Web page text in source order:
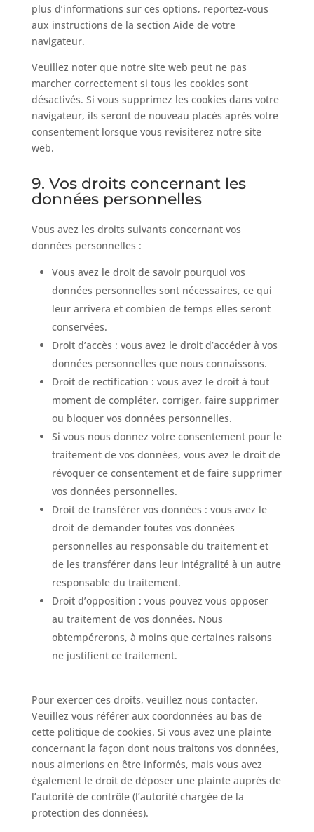
plus d’informations sur ces options, reportez-vous
aux instructions de la section Aide de votre
navigateur.
Veuillez noter que notre site web peut ne pas
marcher correctement si tous les cookies sont
désactivés. Si vous supprimez les cookies dans votre
navigateur, ils seront de nouveau placés après votre
consentement lorsque vous revisiterez notre site
web.
9. Vos droits concernant les
données personnelles
Vous avez les droits suivants concernant vos
données personnelles :
Vous avez le droit de savoir pourquoi vos
données personnelles sont nécessaires, ce qui
leur arrivera et combien de temps elles seront
conservées.
Droit d’accès : vous avez le droit d’accéder à vos
données personnelles que nous connaissons.
Droit de rectification : vous avez le droit à tout
moment de compléter, corriger, faire supprimer
ou bloquer vos données personnelles.
Si vous nous donnez votre consentement pour le
traitement de vos données, vous avez le droit de
révoquer ce consentement et de faire supprimer
vos données personnelles.
Droit de transférer vos données : vous avez le
droit de demander toutes vos données
personnelles au responsable du traitement et
de les transférer dans leur intégralité à un autre
responsable du traitement.
Droit d’opposition : vous pouvez vous opposer
au traitement de vos données. Nous
obtempérerons, à moins que certaines raisons
ne justifient ce traitement.
Pour exercer ces droits, veuillez nous contacter.
Veuillez vous référer aux coordonnées au bas de
cette politique de cookies. Si vous avez une plainte
concernant la façon dont nous traitons vos données,
nous aimerions en être informés, mais vous avez
également le droit de déposer une plainte auprès de
l’autorité de contrôle (l’autorité chargée de la
protection des données).